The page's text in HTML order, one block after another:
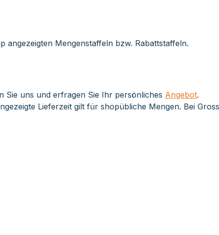
angezeigten Mengenstaffeln bzw. Rabattstaffeln.
Sie uns und erfragen Sie Ihr persönliches Angebot.
Lieferzeit gilt für shopübliche Mengen. Bei